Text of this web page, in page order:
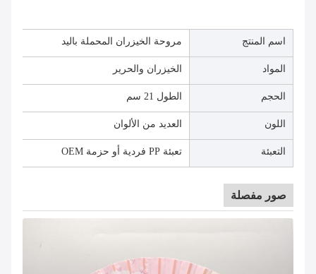
اسم المنتج مروحة الخيزران المحملة باليد
الخيزران والحرير
الطول 21 سم
العديد من الألوان
صور مفصلة